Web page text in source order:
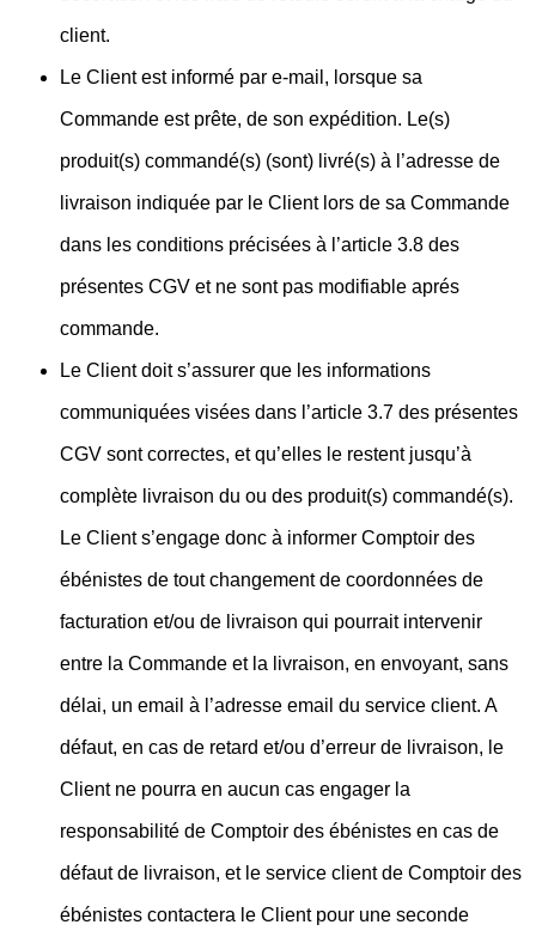
client.
Le Client est informé par e-mail, lorsque sa
Commande est prête, de son expédition. Le(s)
produit(s) commandé(s) (sont) livré(s) à l’adresse de
livraison indiquée par le Client lors de sa Commande
dans les conditions précisées à l’article 3.8 des
présentes CGV et ne sont pas modifiable aprés
commande.
Le Client doit s’assurer que les informations
communiquées visées dans l’article 3.7 des présentes
CGV sont correctes, et qu’elles le restent jusqu’à
complète livraison du ou des produit(s) commandé(s).
Le Client s’engage donc à informer Comptoir des
ébénistes de tout changement de coordonnées de
facturation et/ou de livraison qui pourrait intervenir
entre la Commande et la livraison, en envoyant, sans
délai, un email à l’adresse email du service client. A
défaut, en cas de retard et/ou d’erreur de livraison, le
Client ne pourra en aucun cas engager la
responsabilité de Comptoir des ébénistes en cas de
défaut de livraison, et le service client de Comptoir des
ébénistes contactera le Client pour une seconde